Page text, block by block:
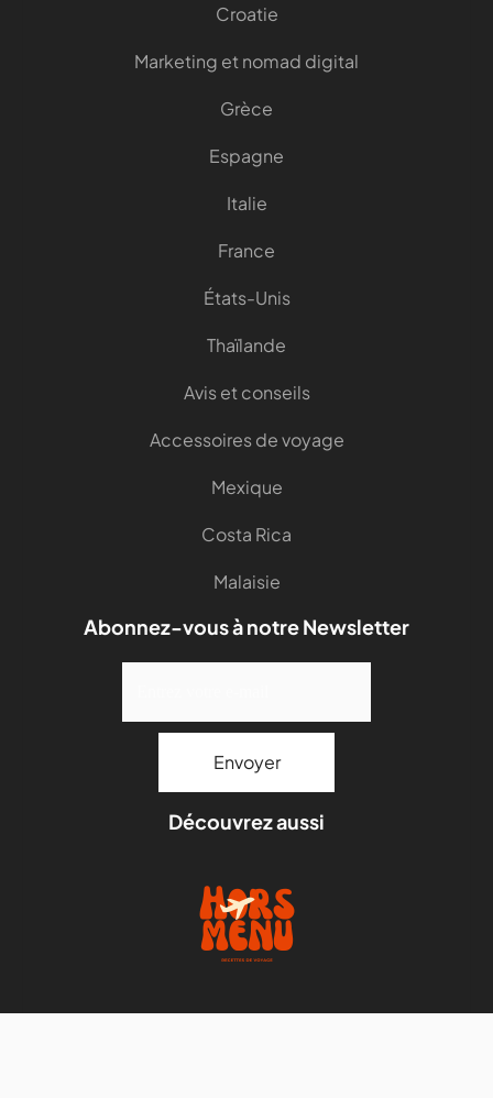
Croatie
Marketing et nomad digital
Grèce
Espagne
Italie
France
États-Unis
Thaïlande
Avis et conseils
Accessoires de voyage
Mexique
Costa Rica
Malaisie
Abonnez-vous à notre Newsletter
Découvrez aussi